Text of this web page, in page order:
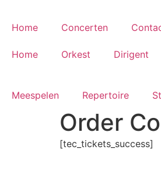
Home
Concerten
Home Orkest Dirigent
Meespelen Repertoire
Order
[tec_tickets_success]